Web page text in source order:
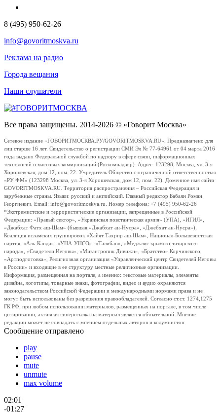
8 (495) 950-62-26
info@govoritmoskva.ru
Реклама на радио
Города вещания
Наши слушатели
Все права защищены. 2014-2026 © «Говорит Москва»
Сетевое издание «ГОВОРИТМОСКВА.РУ/GOVORITMOSKVA.RU». Предназначено для
лиц старше 16 лет. Свидетельство о регистрации СМИ Эл № 77-64961 от 04 марта 2016
года выдано Федеральной службой по надзору в сфере связи, информационных
технологий и массовых коммуникаций (Роскомнадзор). Адрес: 123298, Москва, ул. 3-я
Хорошевская, дом 12, пом. 22. Учредитель Общество с ограниченной ответственностью
«РУ ФМ» (123298 Москва, ул. 3-я Хорошевская, дом 12, пом. 22). Доменное имя сайта
GOVORITMOSKVA.RU. Территория распространения – Российская Федерация и
зарубежные страны. Языки: русский и английский. Главный редактор Бабаян Роман
Георгиевич. Email: info@govoritmoskva.ru. Номер телефона: +7 (495) 950-62-26
*Экстремистские и террористические организации, запрещенные в Российской
Федерации: «Правый сектор», «Украинская повстанческая армия» (УПА), «ИГИЛ»,
«Джабхат Фатх аш-Шам» (бывшая «Джабхат ан-Нусра», «Джебхат ан-Нусра»),
Коалиция исламских группировок «Хайят Тахрир аш-Шам», Национал-Большевистская
партия, «Аль-Каида», «УНА-УНСО», «Талибан», «Меджлис крымско-татарского
народа», «Свидетели Иеговы», «Мизантропик Дивижн», «Братство» Корчинского,
«Артподготовка», Религиозная организация «Управленческий центр Свидетелей Иеговы
в России» и входящие в ее структуру местные религиозные организации.
Информация, размещенная на портале, а именно: текстовые материалы, элементы
дизайна, логотипы, товарные знаки, фотографии, видео и аудио охраняются
законодательством Российской Федерации и международными нормами права и не
могут быть использованы без разрешения правообладателей. Согласно ст.ст. 1274,1275
ГК РФ, при любом использовании материалов, размещенных на портале, в том числе
цитировании, активная гиперссылка на материал является обязательной. Мнение
редакции может не совпадать с мнением отдельных авторов и колумнистов.
Сообщение отправлено
play
pause
mute
unmute
max volume
02:01
-01:27